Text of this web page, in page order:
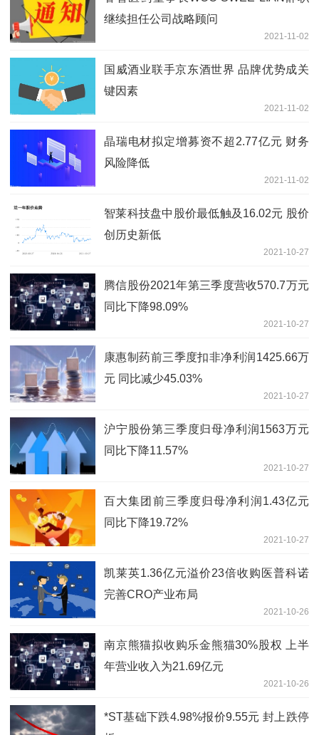
继续担任公司战略顾问
2021-11-02
国威酒业联手京东酒世界 品牌优势成关
键因素
2021-11-02
晶瑞电材拟定增募资不超2.77亿元 财务
风险降低
2021-11-02
智莱科技盘中股价最低触及16.02元 股价
创历史新低
2021-10-27
腾信股份2021年第三季度营收570.7万元
同比下降98.09%
2021-10-27
康惠制药前三季度扣非净利润1425.66万
元 同比减少45.03%
2021-10-27
沪宁股份第三季度归母净利润1563万元
同比下降11.57%
2021-10-27
百大集团前三季度归母净利润1.43亿元
同比下降19.72%
2021-10-27
凯莱英1.36亿元溢价23倍收购医普科诺
完善CRO产业布局
2021-10-26
南京熊猫拟收购乐金熊猫30%股权 上半
年营业收入为21.69亿元
2021-10-26
*ST基础下跌4.98%报价9.55元 封上跌停